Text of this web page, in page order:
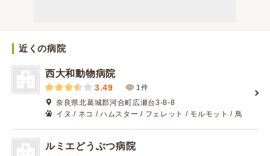
近くの病院
西大和動物病院
3.49
1件
奈良県北葛城郡河合町広瀬台3-8-8
イヌ / ネコ / ハムスター / フェレット / モルモット / 鳥
ルミエどうぶつ病院